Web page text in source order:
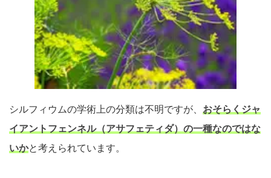
シルフィウムの学術上の分類は不明ですが、 おそらくジャ
イアントフェンネル（アサフェティダ）の一種なのではな
いかと考えられています。